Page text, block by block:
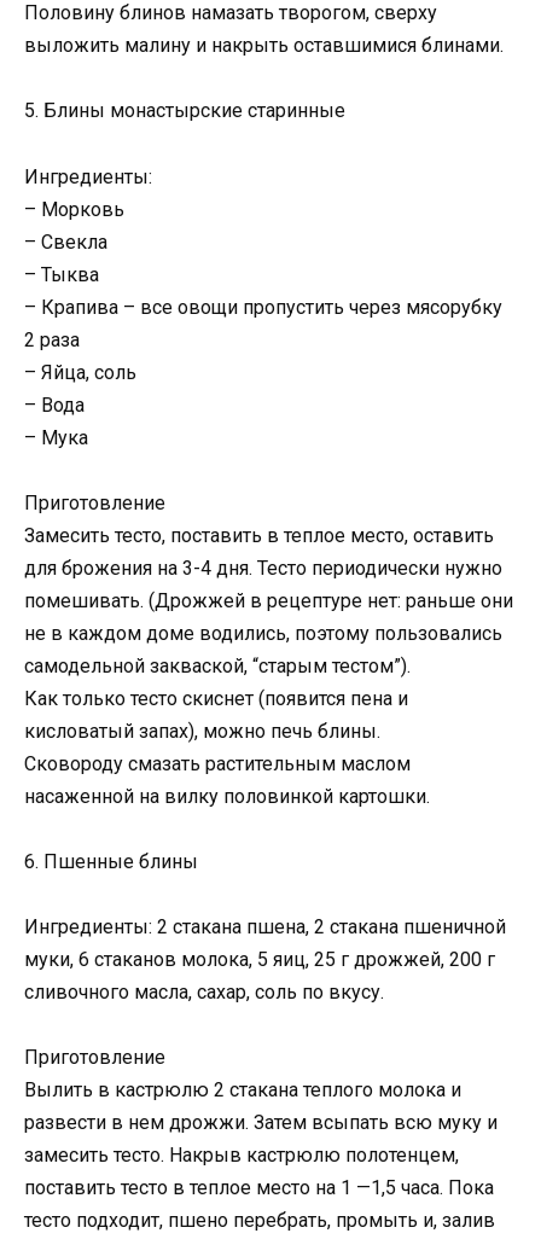
Половину блинов намазать творогом, сверху
выложить малину и накрыть оставшимися блинами.
5. Блины монастырские старинные
Ингредиенты:
– Морковь
– Свекла
– Тыква
– Крапива – все овощи пропустить через мясорубку
2 раза
– Яйца, соль
– Вода
– Мука
Приготовление
Замесить тесто, поставить в теплое место, оставить
для брожения на 3-4 дня. Тесто периодически нужно
помешивать. (Дрожжей в рецептуре нет: раньше они
не в каждом доме водились, поэтому пользовались
самодельной закваской, “старым тестом”).
Как только тесто скиснет (появится пена и
кисловатый запах), можно печь блины.
Сковороду смазать растительным маслом
насаженной на вилку половинкой картошки.
6. Пшенные блины
Ингредиенты: 2 стакана пшена, 2 стакана пшеничной
муки, 6 стаканов молока, 5 яиц, 25 г дрожжей, 200 г
сливочного масла, сахар, соль по вкусу.
Приготовление
Вылить в кастрюлю 2 стакана теплого молока и
развести в нем дрожжи. Затем всыпать всю муку и
замесить тесто. Накрыв кастрюлю полотенцем,
поставить тесто в теплое место на 1 —1,5 часа. Пока
тесто подходит, пшено перебрать, промыть и, залив